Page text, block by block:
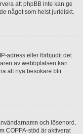
att phpBB inte kan ge
något som helst juridiskt.
adress eller förbjudit det
av webbplatsen kan
att nya besökare blir
och lösenord.
COPPA-stöd är aktiverat